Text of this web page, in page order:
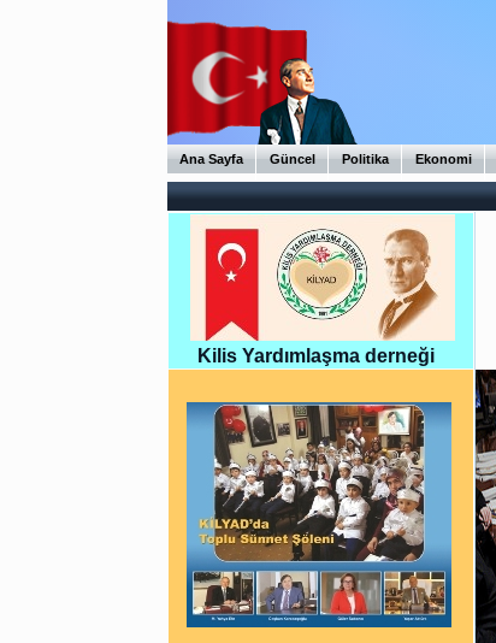
Ana Sayfa Güncel Politika Ekonomi
Kilis Yardımlaşma derneği